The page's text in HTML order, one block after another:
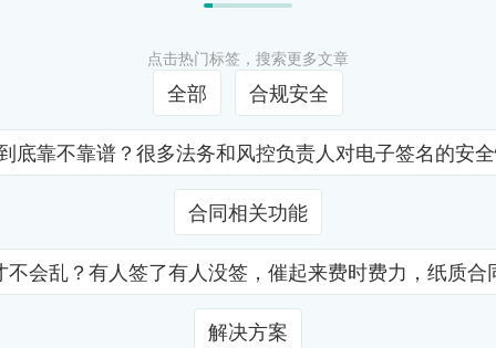
点击热门标签，搜索更多文章
全部 合规安全
靠不靠谱？很多法务和风控负责人对电子签名的
合同相关功能
会乱？有人签了有人没签，催起来费时费力，纸质
解决方案